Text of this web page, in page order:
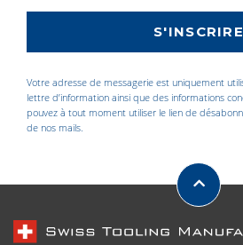
Votre adresse de messagerie est uniquement
lettre d’information ainsi que des informations
pouvez à tout moment utiliser le lien de
de nos mails.